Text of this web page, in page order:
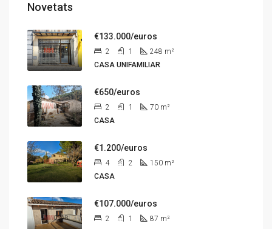
Novetats
€133.000/euros
2 1 248 m²
CASA UNIFAMILIAR
€650/euros
2 1 70 m²
CASA
€1.200/euros
4 2 150 m²
CASA
€107.000/euros
2 1 87 m²